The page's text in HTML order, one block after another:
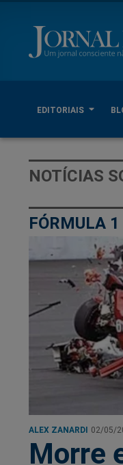
EDITORIAIS
NOTÍCIAS
FÓRMULA 1
ALEX ZANARDI 02/05/
Morre